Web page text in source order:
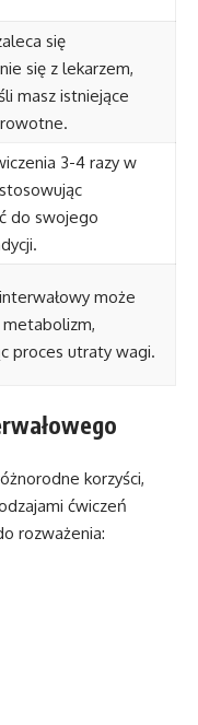
się
się z lekarzem,
masz istniejące
3-4 razy w
do swojego
może
metabolizm,
proces utraty wagi.
korzyści,
ćwiczeń
rozważenia: